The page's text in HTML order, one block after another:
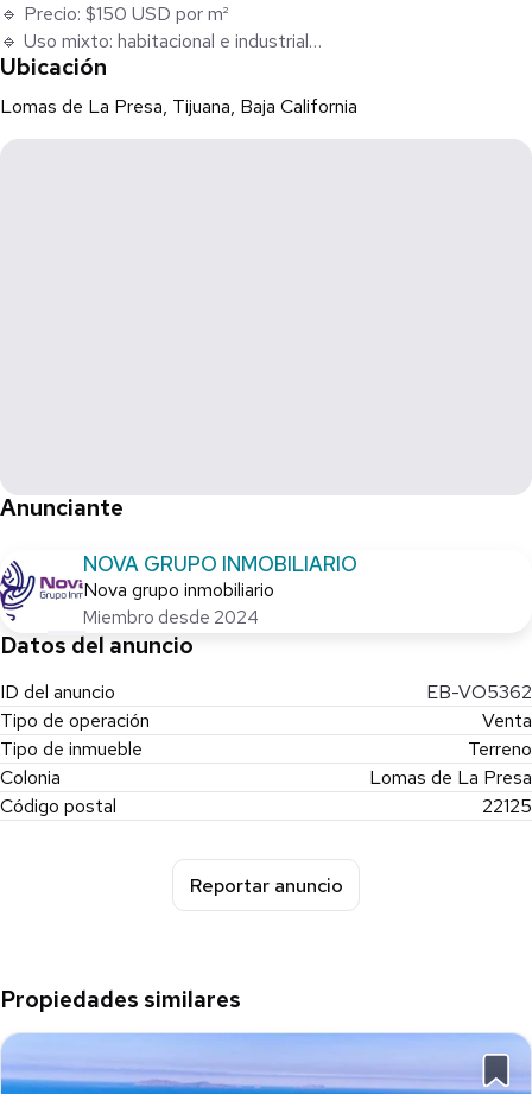
🔹 Precio: $150 USD por m²
🔹 Uso mixto: habitacional e industrial
🔹 Vista panorámica a la Presa Rodríguez
🔹 Zona en crecimiento con proyección de plusvalía
🔹 Subestación de 75 KVA disponible
🔹 Acceso a Telnor e internet
Ubicación
Lomas de La Presa, Tijuana, Baja California
Anunciante
NOVA GRUPO INMOBILIARIO
Nova grupo inmobiliario
Miembro desde 2024
Datos del anuncio
ID del anuncio
EB-VO5362
Tipo de operación
Venta
Tipo de inmueble
Terreno
Colonia
Lomas de La Presa
Código postal
22125
Reportar anuncio
Propiedades similares